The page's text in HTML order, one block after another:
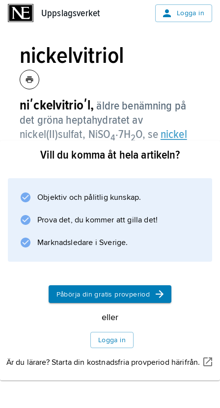
Uppslagsverket Logga in
nickelvitriol
niʹckelvitrioʹl, äldre benämning på
det gröna heptahydratet av
nickel(II)sulfat, NiSO4·7H2O, se nickel
(Föreningar).
Vill du komma åt hela artikeln?
Objektiv och pålitlig kunskap.
Prova det, du kommer att gilla det!
Marknadsledare i Sverige.
Påbörja din gratis provperiod
eller
Logga in
Är du lärare? Starta din kostnadsfria provperiod härifrån.